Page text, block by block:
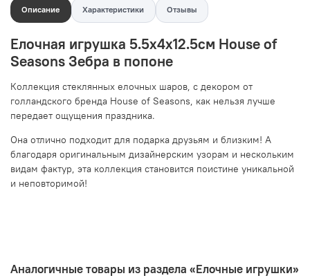
Описание Характеристики Отзывы
Елочная игрушка 5.5х4х12.5см House of
Seasons Зебра в попоне
Коллекция стеклянных елочных шаров, с декором от
голландского бренда House of Seasons, как нельзя лучше
передает ощущения праздника.
Она отлично подходит для подарка друзьям и близким! А
благодаря оригинальным дизайнерским узорам и нескольким
видам фактур, эта коллекция становится поистине уникальной
и неповторимой!
Аналогичные товары из раздела «Елочные игрушки»